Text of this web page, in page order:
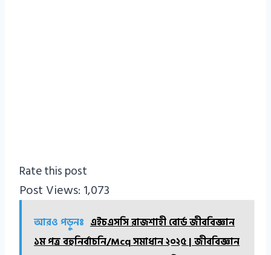
Rate this post
Post Views: 1,073
আরও পড়ুনঃ এইচএসসি রাজশাহী বোর্ড জীববিজ্ঞান
১ম পত্র বহুনির্বাচনি/Mcq সমাধান ২০২৫ | জীববিজ্ঞান